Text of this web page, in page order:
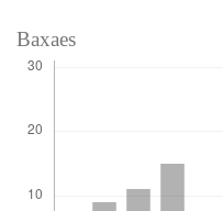
Baxaes